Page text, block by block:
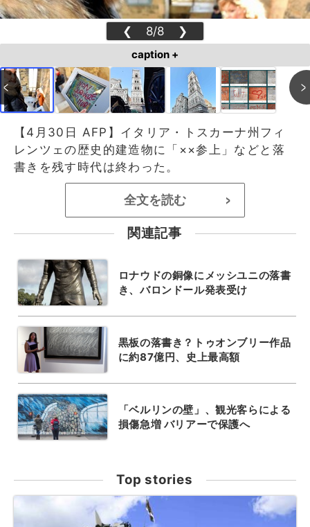
❮ 8/8 ❯
caption +
【4月30日 AFP】イタリア・トスカーナ州フィ
レンツェの歴史的建造物に「××参上」などと落
書きを残す時代は終わった。
全文を読む >
関連記事
ロナウドの銅像にメッシユニの落書
き、バロンドール発表受け
黒板の落書き？トゥオンブリー作品
に約87億円、史上最高額
「ベルリンの壁」、観光客らによる
損傷急増 バリアーで保護へ
Top stories